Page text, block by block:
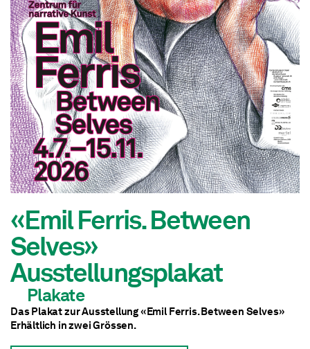
«Emil Ferris. Between
Selves»
Ausstellungsplakat
Plakate
Das Plakat zur Ausstellung «Emil Ferris. Between Selves»
Erhältlich in zwei Grössen.